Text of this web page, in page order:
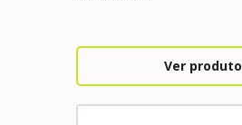
Ver produto